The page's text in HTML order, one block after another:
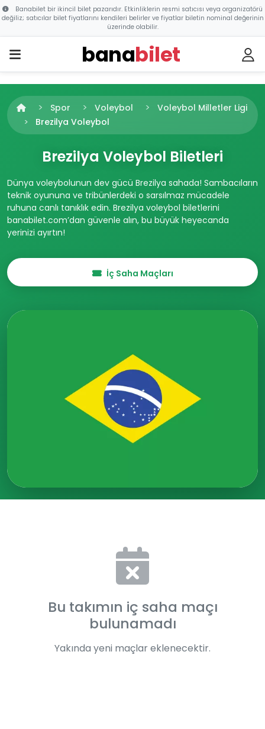
Banabilet bir ikincil bilet pazarıdır. Etkinliklerin resmi satıcısı veya organizatörü
değiliz; satıcılar bilet fiyatlarını kendileri belirler ve fiyatlar biletin nominal değerinin
üzerinde olabilir.
banabilet
Spor Voleybol
Voleybol Milletler Ligi
Brezilya Voleybol
Brezilya Voleybol Biletleri
Dünya voleybolunun dev gücü Brezilya sahada! Sambacıların
teknik oyununa ve tribünlerdeki o sarsılmaz mücadele
ruhuna canlı tanıklık edin. Brezilya voleybol biletlerini
banabilet.com’dan güvenle alın, bu büyük heyecanda
yerinizi ayırtın!
İç Saha Maçları
Bu takımın iç saha maçı
bulunamadı
Yakında yeni maçlar eklenecektir.